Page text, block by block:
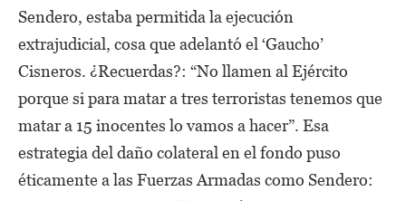
Sendero, estaba permitida la ejecución
extrajudicial, cosa que adelantó el ‘Gaucho’
Cisneros. ¿Recuerdas?: “No llamen al Ejército
porque si para matar a tres terroristas tenemos que
matar a 15 inocentes lo vamos a hacer”. Esa
estrategia del daño colateral en el fondo puso
éticamente a las Fuerzas Armadas como Sendero: